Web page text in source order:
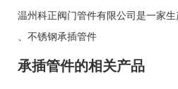
温州科正阀门管件有限公司是一家生
不锈钢承插管件
承插管件的相关产品